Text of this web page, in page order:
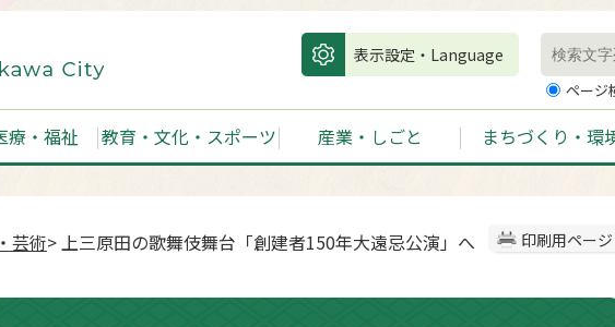
表示設定・Language
ページ
療・福祉 教育・文化・スポーツ 産業・しごと まちづくり・環
印刷用ページ
芸術> 上三原田の歌舞伎舞台「創建者150年大遠忌公演」へ